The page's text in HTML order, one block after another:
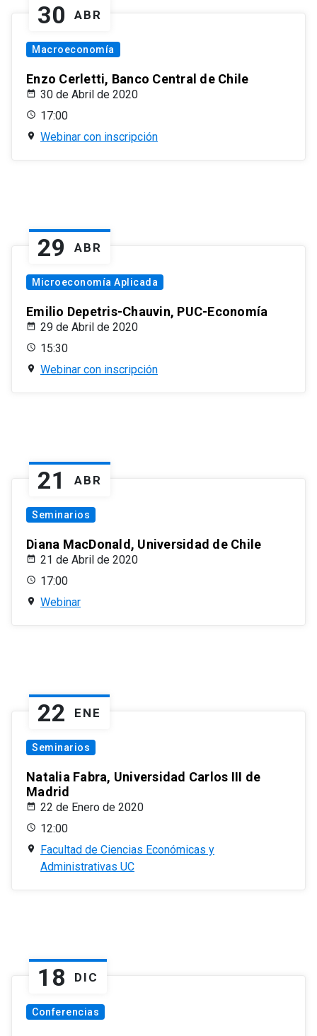
30 ABR
Macroeconomía
Enzo Cerletti, Banco Central de Chile
30 de Abril de 2020
17:00
Webinar con inscripción
29 ABR
Microeconomía Aplicada
Emilio Depetris-Chauvin, PUC-Economía
29 de Abril de 2020
15:30
Webinar con inscripción
21 ABR
Seminarios
Diana MacDonald, Universidad de Chile
21 de Abril de 2020
17:00
Webinar
22 ENE
Seminarios
Natalia Fabra, Universidad Carlos III de
Madrid
22 de Enero de 2020
12:00
Facultad de Ciencias Económicas y
Administrativas UC
18 DIC
Conferencias